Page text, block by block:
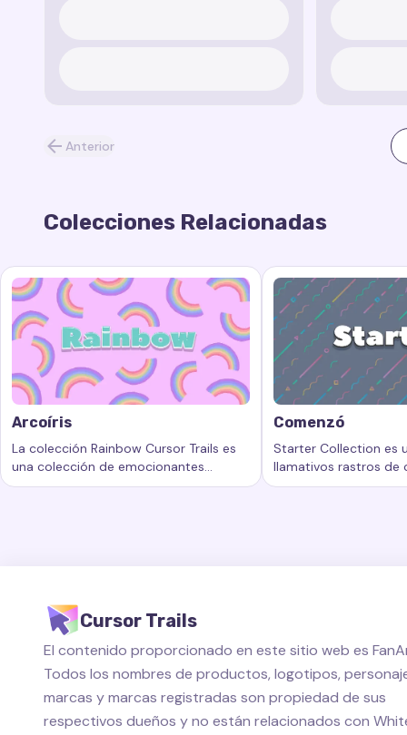
Anterior
Colecciones Relacionadas
Arcoíris
La colección Rainbow Cursor Trails es
una colección de emocionantes
rastros de cursor que agregan un
Palabras clave:Arcoíris, rastros de cursor
Comenzó
Starter Collection es
llamativos rastros de
añaden un nuevo
Palabras clave:
Cursor Trails
El contenido proporcionado en este sitio web es
Todos los nombres de productos, logotipos,
marcas y marcas registradas son propiedad de sus
respectivos dueños y no están relacionados con